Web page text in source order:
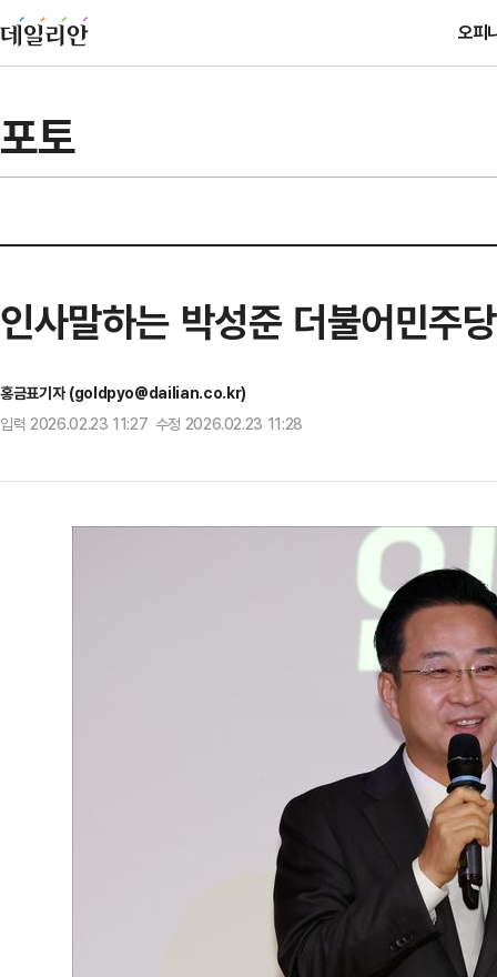
오피
포토
인사말하는 박성준 더불어민주
홍금표기자 (goldpyo@dailian.co.kr)
입력 2026.02.23 11:27 수정 2026.02.23 11:28